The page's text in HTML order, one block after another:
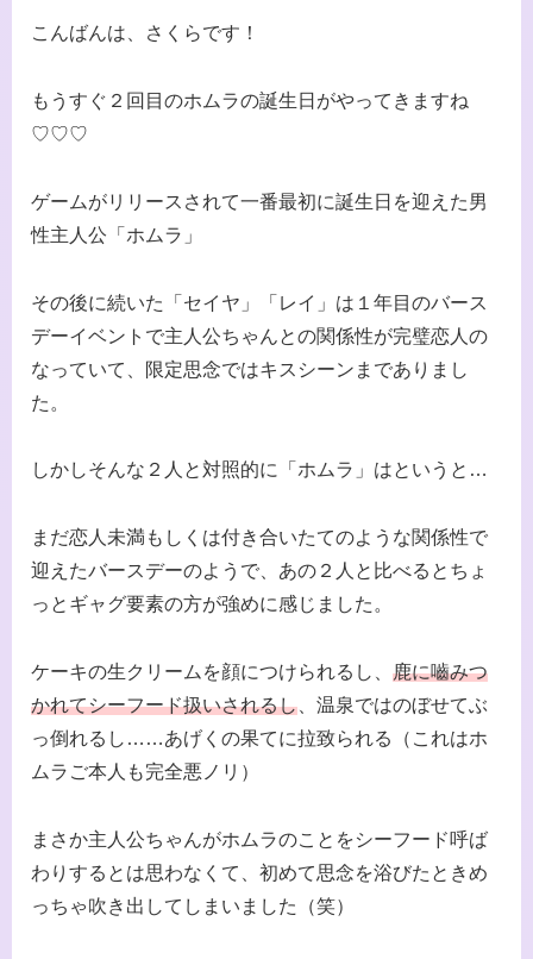
こんばんは、さくらです！
もうすぐ２回目のホムラの誕生日がやってきますね
♡♡♡
ゲームがリリースされて一番最初に誕生日を迎えた男
性主人公「ホムラ」
その後に続いた「セイヤ」「レイ」は１年目のバース
デーイベントで主人公ちゃんとの関係性が完璧恋人の
なっていて、限定思念ではキスシーンまでありまし
た。
しかしそんな２人と対照的に「ホムラ」はというと…
まだ恋人未満もしくは付き合いたてのような関係性で
迎えたバースデーのようで、あの２人と比べるとちょ
っとギャグ要素の方が強めに感じました。
ケーキの生クリームを顔につけられるし、 鹿に嚙みつ
かれてシーフード扱いされるし 、温泉ではのぼせてぶ
っ倒れるし……あげくの果てに拉致られる（これはホ
ムラご本人も完全悪ノリ）
まさか主人公ちゃんがホムラのことをシーフード呼ば
わりするとは思わなくて、初めて思念を浴びたときめ
っちゃ吹き出してしまいました（笑）